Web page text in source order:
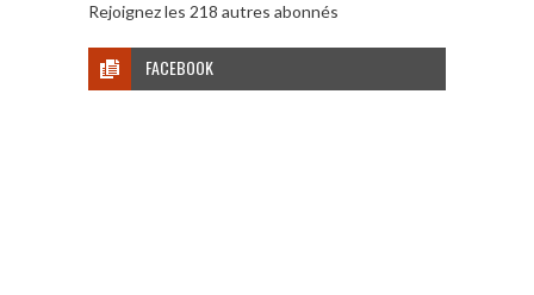
Rejoignez les 218 autres abonnés
FACEBOOK